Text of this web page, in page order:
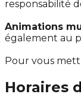
responsabilité
Animations
également au
Pour vous
Horaires